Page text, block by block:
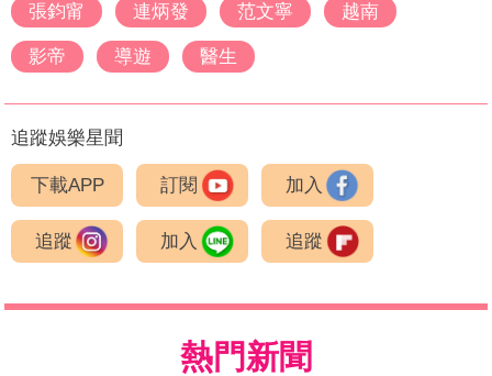
張鈞甯
連炳發 范文寧 越南
影帝 導遊 醫生
追蹤娛樂星聞
下載APP 訂閱 加入
追蹤 加入 追蹤
熱門新聞